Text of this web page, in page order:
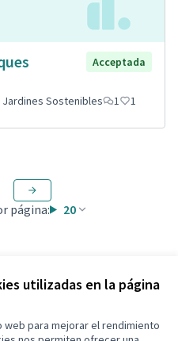
utilizadas en la página
para mejorar el rendimiento
Acceptada
Jardines Sostenibles 1 1
página: 20